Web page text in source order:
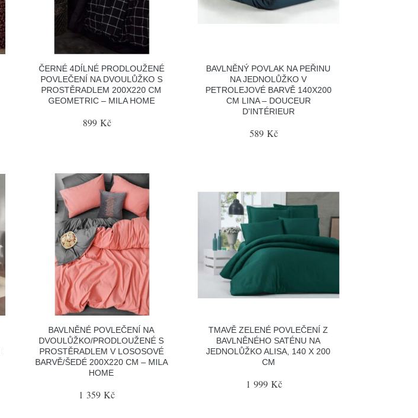
ČERNÉ 4DÍLNÉ PRODLOUŽENÉ
POVLEČENÍ NA DVOULŮŽKO S
PROSTĚRADLEM 200X220 CM
GEOMETRIC – MILA HOME
899 Kč
BAVLNĚNÝ POVLAK NA PEŘINU
NA JEDNOLŮŽKO V
PETROLEJOVÉ BARVĚ 140X200
CM LINA – DOUCEUR
D'INTÉRIEUR
589 Kč
BAVLNĚNÉ POVLEČENÍ NA
DVOULŮŽKO/PRODLOUŽENÉ S
PROSTĚRADLEM V LOSOSOVÉ
BARVĚ/ŠEDÉ 200X220 CM – MILA
HOME
1 359 Kč
TMAVĚ ZELENÉ POVLEČENÍ Z
BAVLNĚNÉHO SATÉNU NA
JEDNOLŮŽKO ALISA, 140 X 200
CM
1 999 Kč